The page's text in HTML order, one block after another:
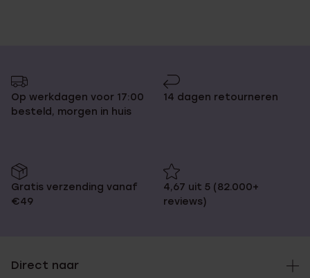
Op werkdagen voor 17:00
besteld, morgen in huis
14 dagen retourneren
Gratis verzending vanaf
€49
4,67 uit 5 (82.000+
reviews)
Direct naar